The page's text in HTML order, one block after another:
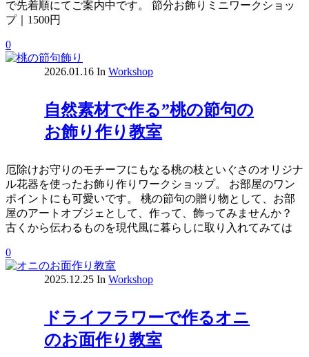
で先着順にてご案内中です。 節分お飾りミニワークショッ
プ｜1500円
0
2026.01.16 In Workshop
自然素材で作る”桃の節句の
お飾り作り教室
厄除けお守りのモチーフにもなる桃の枝といぐさのオリジナ
ル花器を使ったお飾り作りワークショップ。 お部屋のワン
ポイントにも可愛いです。 桃の節句の贈り物として、お部
屋のアートオブジェとして、作って、飾ってみませんか？
古くから伝わるものを現代風に暮らしに取り入れてみては
0
2025.12.25 In Workshop
ドライフラワーで作るオニ
のお面作り教室